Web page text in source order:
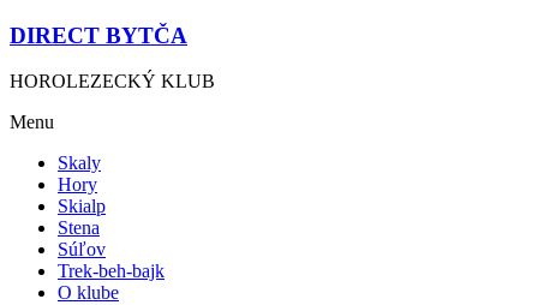
DIRECT BYTČA
HOROLEZECKÝ KLUB
Menu
Skaly
Hory
Skialp
Stena
Súľov
Trek-beh-bajk
O klube